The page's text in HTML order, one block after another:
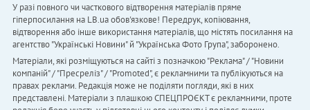
У разі повного чи часткового відтворення матеріалів пряме
гіперпосилання на LB.ua обов'язкове! Передрук, копіювання,
відтворення або інше використання матеріалів, що містять посилання на
агентство "Українськi Новини" й "Українська Фото Група", заборонено.
Матеріали, які розміщуються на сайті з позначкою "Реклама" / "Новини
компаній" / "Пресреліз" / "Promoted", є рекламними та публікуються на
правах реклами. Редакція може не поділяти погляди, які в них
представлені. Матеріали з плашкою СПЕЦПРОЄКТ є рекламними, проте